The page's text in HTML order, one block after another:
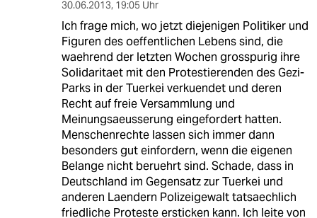
30.06.2013, 19:05 Uhr
Ich frage mich, wo jetzt diejenigen Politiker und
Figuren des oeffentlichen Lebens sind, die
waehrend der letzten Wochen grosspurig ihre
Solidaritaet mit den Protestierenden des Gezi-
Parks in der Tuerkei verkuendet und deren
Recht auf freie Versammlung und
Meinungsaeusserung eingefordert hatten.
Menschenrechte lassen sich immer dann
besonders gut einfordern, wenn die eigenen
Belange nicht beruehrt sind. Schade, dass in
Deutschland im Gegensatz zur Tuerkei und
anderen Laendern Polizeigewalt tatsaechlich
friedliche Proteste ersticken kann. Ich leite von